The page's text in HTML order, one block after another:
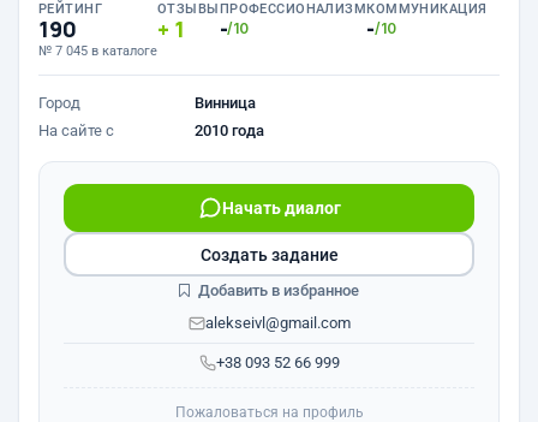
РЕЙТИНГ
190
№ 7 045 в каталоге
ОТЗЫВЫ
1
ПРОФЕССИОНАЛИЗМ
-/10
КОММУНИКАЦИЯ
-/10
Город
Винница
На сайте с
2010 года
+38 093 52 66 999
Начать диалог
alekseivl@gmail.com
Создать задание
Добавить в избранное
Пожаловаться на профиль